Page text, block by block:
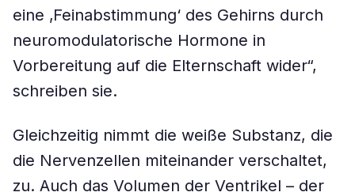
eine ‚Feinabstimmung‘ des Gehirns durch
neuromodulatorische Hormone in
Vorbereitung auf die Elternschaft wider“,
schreiben sie.
Gleichzeitig nimmt die weiße Substanz, die
die Nervenzellen miteinander verschaltet,
zu. Auch das Volumen der Ventrikel – der